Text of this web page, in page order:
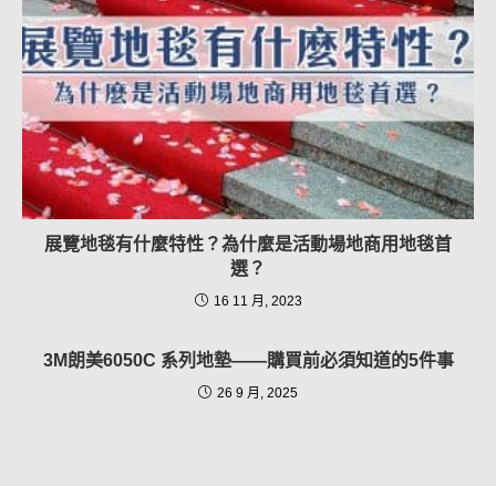
展覽地毯有什麼特性？為什麼是活動場地商用地毯首
選？
16 11 月, 2023
3M朗美6050C 系列地墊——購買前必須知道的5件事
26 9 月, 2025